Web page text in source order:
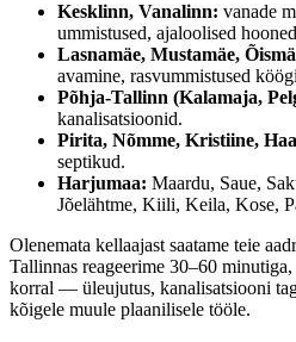
Kesklinn, Vanalinn: vanade
ummistused, ajaloolised
Lasnamäe, Mustamäe,
avamine, rasvummistused
Põhja-Tallinn (Kalamaja,
kanalisatsioonid.
Pirita, Nõmme, Kristiine,
septikud.
Harjumaa: Maardu, Saue,
Jõelähtme, Kiili, Keila, Kose,
Olenemata kellaajast saatame teie
Tallinnas reageerime 30–60
korral — üleujutus, kanalisatsiooni
kõigele muule plaanilisele tööle.